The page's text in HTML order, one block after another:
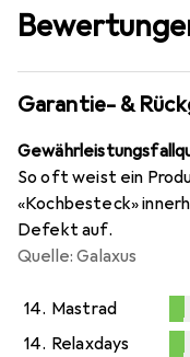
Garantie- &
So oft weist ein
«Kochbesteck»
Defekt auf.
Quelle: Galaxus
14. Mastrad
%
14. Relaxdays